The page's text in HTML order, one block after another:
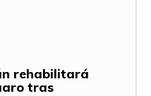
rehabilitará
tras